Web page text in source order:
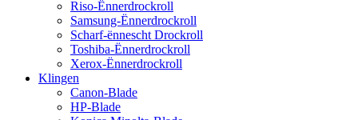
Riso-Ënnerdrockroll
Samsung-Ënnerdrockroll
Scharf-ënnescht Drockroll
Toshiba-Ënnerdrockroll
Xerox-Ënnerdrockroll
Klingen
Canon-Blade
HP-Blade